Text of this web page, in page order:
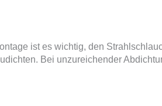
ist es wichtig, den
Bei unzureichender